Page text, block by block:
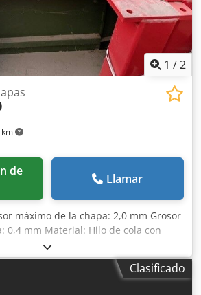
1 /2
Llamar
máximo de la chapa: 2,0 mm Grosor
0,4 mm Material: Hilo de cola con
caliente Aire comprimido
Sí Para transportar la chapa por la
por pedal Tipo de máquina: De
7 m/min Saliente de la
Clasificado